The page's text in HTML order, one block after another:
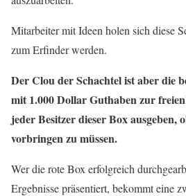
Mitarbeiter mit Ideen holen sich diese
zum Erfinder werden.
Der Clou der Schachtel ist aber die
mit 1.000 Dollar Guthaben zur
jeder Besitzer dieser Box ausgeben,
vorbringen zu müssen.
Wer die rote Box erfolgreich
Ergebnisse präsentiert, bekommt eine